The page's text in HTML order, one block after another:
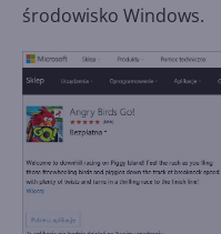
środowisko Windows.